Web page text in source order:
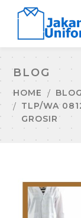
BLOG
HOME BLOG
TLP/WA
GROSIR